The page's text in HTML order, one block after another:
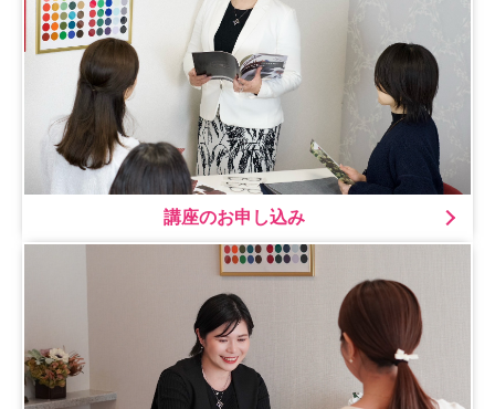
講座のお申し込み